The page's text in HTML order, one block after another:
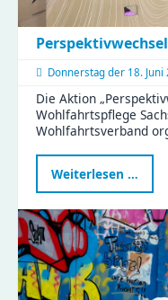
Donnerstag der 18. Juni
Die Aktion
Wohlfahrtspflege
Wohlfahrtsverband
Weiterlesen …
2026
im
Haus